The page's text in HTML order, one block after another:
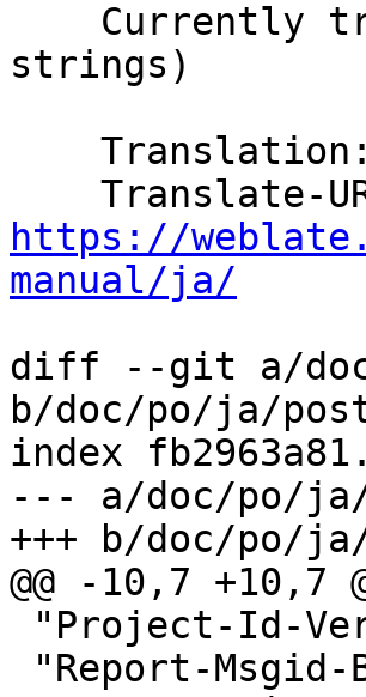
strings)
https://
manual/ja/
diff --git a/
b/doc/po/ja/
index
--- a/doc/po/ja/
+++ b/doc/po/
@@ -10,7 +10,7
"Report-